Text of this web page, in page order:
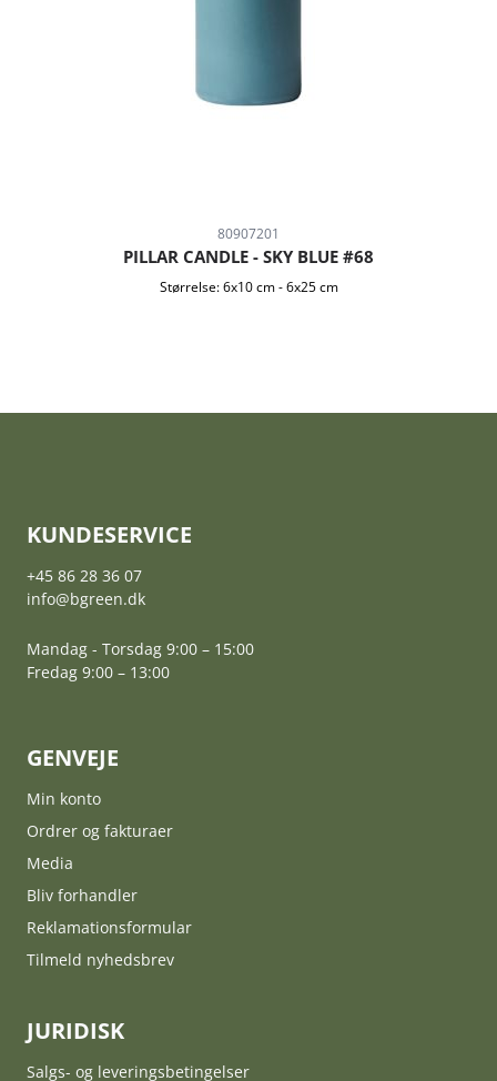
80907201
PILLAR CANDLE - SKY BLUE #68
Størrelse: 6x10 cm -6x25 cm
KUNDESERVICE
+45 86 28 36 07
info@bgreen.dk
Mandag - Torsdag 9:00 – 15:00
Fredag 9:00 – 13:00
GENVEJE
Min konto
Ordrer og fakturaer
Media
Bliv forhandler
Reklamationsformular
Tilmeld nyhedsbrev
JURIDISK
Salgs- og leveringsbetingelser